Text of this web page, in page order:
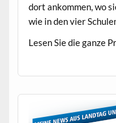
dort ankom­men, wo
wie in den vier
Lesen Sie die ganze